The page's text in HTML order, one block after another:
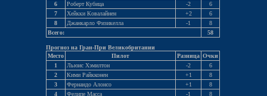
6
Роберт Кубица -2
6
7
Хейкки Ковалайнен +2
6
8
Джанкарло Физикелла -1
8
Всего:
58
Прогноз на Гран-При Великобритании
Место
Пилот Разница Очки
1
Льюис Хэмилтон -2
6
2
Кими Райкконен +1
8
3
Фернандо Алонсо +1
8
4
Фелипе Масса -1
8